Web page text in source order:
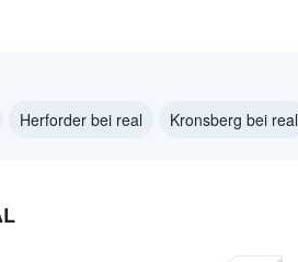
Herforder bei real Kronsberg bei real